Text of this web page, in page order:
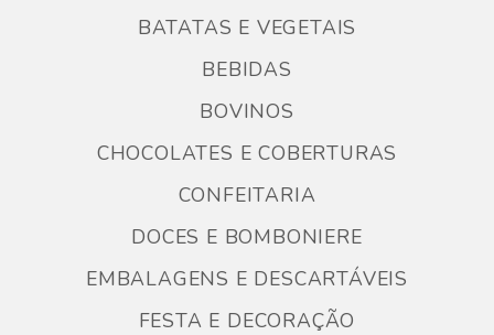
BATATAS E VEGETAIS
BEBIDAS
BOVINOS
CHOCOLATES E COBERTURAS
CONFEITARIA
DOCES E BOMBONIERE
EMBALAGENS E DESCARTÁVEIS
FESTA E DECORAÇÃO